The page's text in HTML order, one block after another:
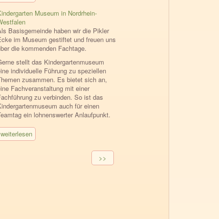
Museum in Nordrhein-
Basisgemeinde haben wir die Pikler
im Museum gestiftet und freuen uns
die kommenden Fachtage.
stellt das Kindergartenmuseum
individuelle Führung zu speziellen
zusammen. Es bietet sich an,
Fachveranstaltung mit einer
zu verbinden. So ist das
auch für einen
ein lohnenswerter Anlaufpunkt.
weiterlesen
Nächste
Seite
>>